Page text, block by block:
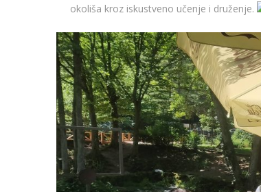
okoliša kroz iskustveno učenje i druženje.